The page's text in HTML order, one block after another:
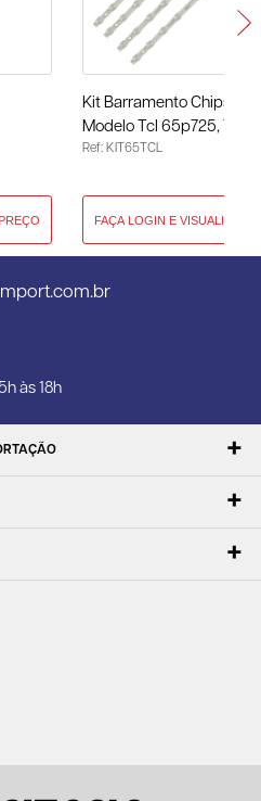
Kit Barramento Chipsce -
Modelo Tcl 65p725, 735
KIT65TCL
Ref: KIT65TCL
às 18h